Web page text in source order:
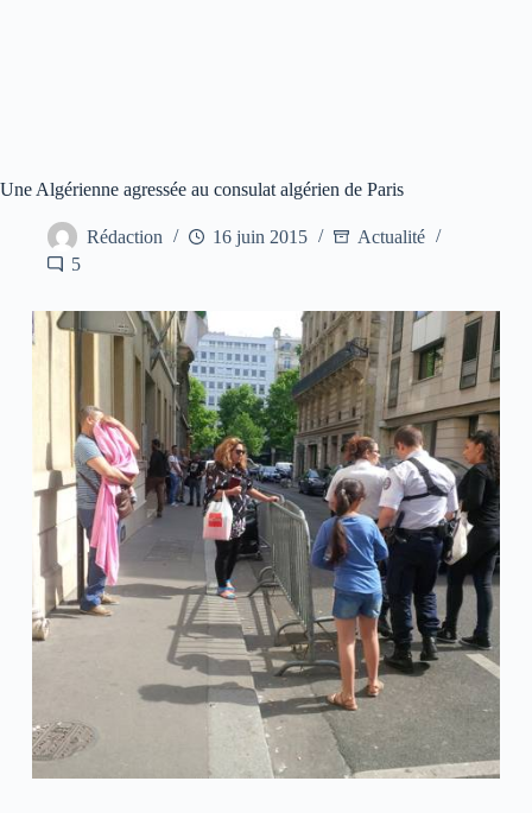
Une Algérienne agressée au consulat algérien de Paris
Rédaction 16 juin 2015
Actualité
5